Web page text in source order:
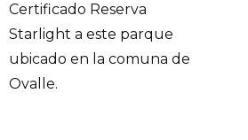
Certificado Reserva
Starlight a este parque
ubicado en la comuna de
Ovalle.